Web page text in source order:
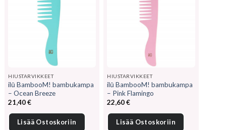
HIUSTARVIKKEET
ilū BambooM! bambukampa
– Ocean Breeze
21,40€
Lisää Ostoskoriin
HIUSTARVIKKEET
ilū BambooM! bambukampa
– Pink Flamingo
22,60€
Lisää Ostoskoriin